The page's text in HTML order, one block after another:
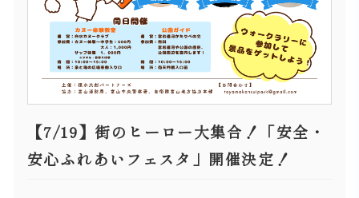
【7/19】街のヒーロー大集合！「安全・
安心ふれあいフェスタ」開催決定！